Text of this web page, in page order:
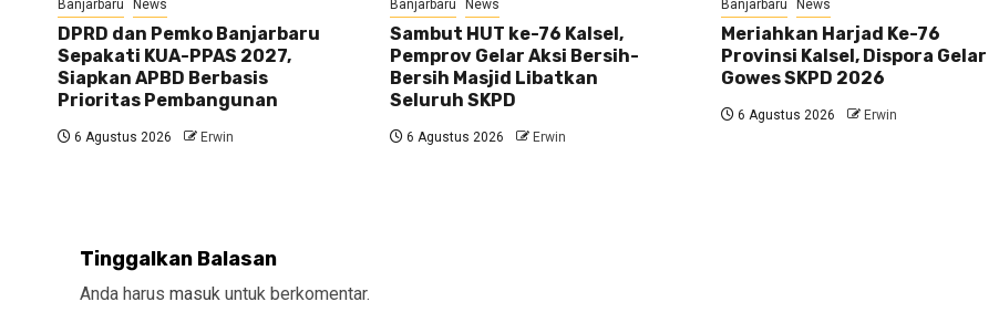
Banjarbaru News
DPRD dan Pemko Banjarbaru
Sepakati KUA-PPAS 2027,
Siapkan APBD Berbasis
Prioritas Pembangunan
6 Agustus 2026 Erwin
Banjarbaru News
Sambut HUT ke-76 Kalsel,
Pemprov Gelar Aksi Bersih-
Bersih Masjid Libatkan
Seluruh SKPD
6 Agustus 2026 Erwin
Banjarbaru News
Meriahkan Harjad Ke-76
Provinsi Kalsel, Dispora Gelar
Gowes SKPD 2026
6 Agustus 2026 Erwin
Tinggalkan Balasan
Anda harus masuk untuk berkomentar.